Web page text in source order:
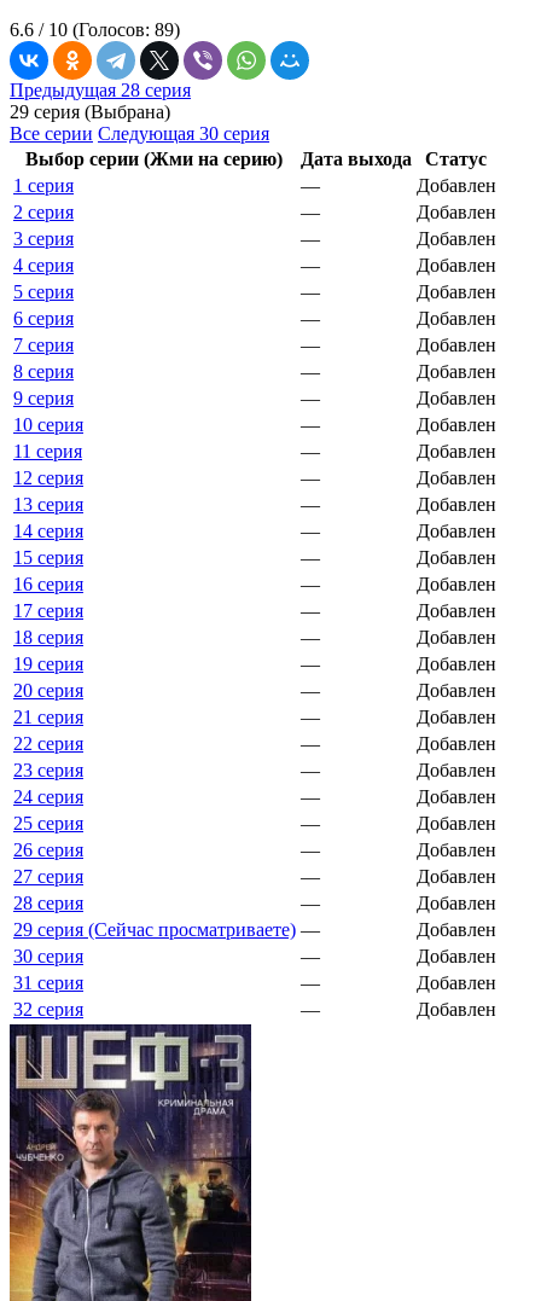
6.6 / 10 (Голосов: 89)
Предыдущая 28 серия
29 серия (Выбрана)
Все серии Следующая 30 серия
Выбор серии (Жми на серию)
Дата выхода
Статус
1 серия
—
Добавлен
2 серия
—
Добавлен
3 серия
—
Добавлен
4 серия
—
Добавлен
5 серия
—
Добавлен
6 серия
—
Добавлен
7 серия
—
Добавлен
8 серия
—
Добавлен
9 серия
—
Добавлен
10 серия
—
Добавлен
11 серия
—
Добавлен
12 серия
—
Добавлен
13 серия
—
Добавлен
14 серия
—
Добавлен
15 серия
—
Добавлен
16 серия
—
Добавлен
17 серия
—
Добавлен
18 серия
—
Добавлен
19 серия
—
Добавлен
20 серия
—
Добавлен
21 серия
—
Добавлен
22 серия
—
Добавлен
23 серия
—
Добавлен
24 серия
—
Добавлен
25 серия
—
Добавлен
26 серия
—
Добавлен
27 серия
—
Добавлен
28 серия
—
Добавлен
29 серия (Сейчас просматриваете) —
Добавлен
30 серия
—
Добавлен
31 серия
—
Добавлен
32 серия
— Добавлен